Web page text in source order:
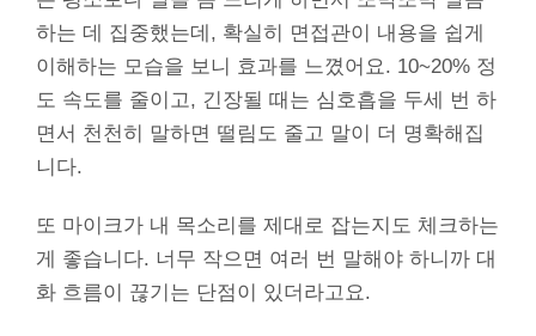
하는 데 집중했는데, 확실히 면접관이 내용을 쉽게
이해하는 모습을 보니 효과를 느꼈어요. 10~20% 정
도 속도를 줄이고, 긴장될 때는 심호흡을 두세 번 하
면서 천천히 말하면 떨림도 줄고 말이 더 명확해집
니다.
또 마이크가 내 목소리를 제대로 잡는지도 체크하는
게 좋습니다. 너무 작으면 여러 번 말해야 하니까 대
화 흐름이 끊기는 단점이 있더라고요.